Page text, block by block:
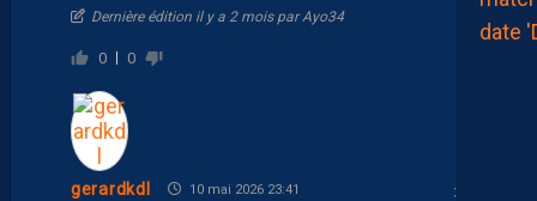
Dernière édition il y a 2 mois par Ayo34
0 0
gerardkdl 10 mai 2026 23:41